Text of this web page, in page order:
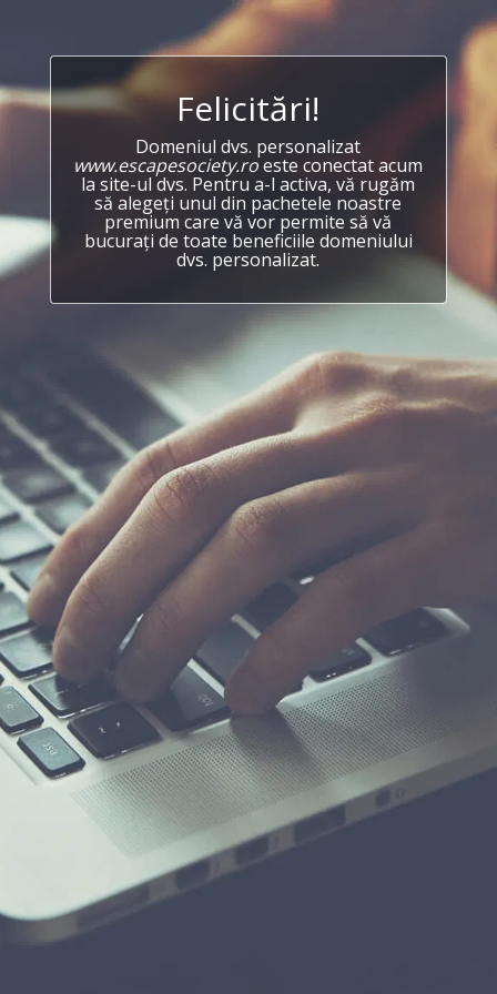
Felicitări!
Domeniul dvs. personalizat
www.escapesociety.roeste conectat acum
la site-ul dvs. Pentru a-l activa, vă rugăm
să alegeți unul din pachetele noastre
premium care vă vor permite să vă
bucurați de toate beneficiile domeniului
dvs. personalizat.